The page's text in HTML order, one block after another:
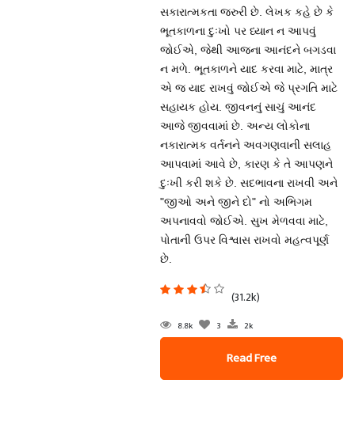
સકારાત્મકતા જરુરી છે. લેખક કહે છે કે
ભૂતકાળના દુઃખો પર ધ્યાન ન આપવું
જોઈએ, જેથી આજના આનંદને બગડવા
ન મળે. ભૂતકાળને યાદ કરવા માટે, માત્ર
એ જ યાદ રાખવું જોઈએ જે પ્રગતિ માટે
સહાયક હોય. જીવનનું સાચું આનંદ
આજે જીવવામાં છે. અન્ય લોકોના
નકારાત્મક વર્તનને અવગણવાની સલાહ
આપવામાં આવે છે, કારણ કે તે આપણને
દુઃખી કરી શકે છે. સદભાવના રાખવી અને
"જીઓ અને જીને દો" નો અભિગમ
અપનાવવો જોઈએ. સુખ મેળવવા માટે,
પોતાની ઉપર વિશ્વાસ રાખવો મહત્વપૂર્ણ
છે.
(31.2k)
8.8k 3 2k
Read Free